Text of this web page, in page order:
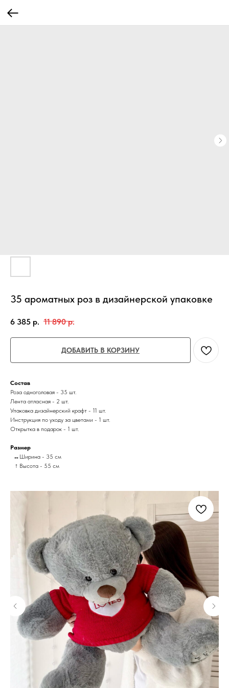
35 ароматных роз в дизайнерской упаковке
6 385 р. 11 890 р.
ДОБАВИТЬ В КОРЗИНУ
Состав
Роза одноголовая - 35 шт.
Лента атласная - 2 шт.
Упаковка дизайнерский крафт - 11 шт.
Инструкция по уходу за цветами - 1 шт.
Открытка в подарок - 1 шт.
Размер
↔Ширина - 35 см
↑ Высота - 55 см